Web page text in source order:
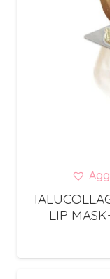
LIP